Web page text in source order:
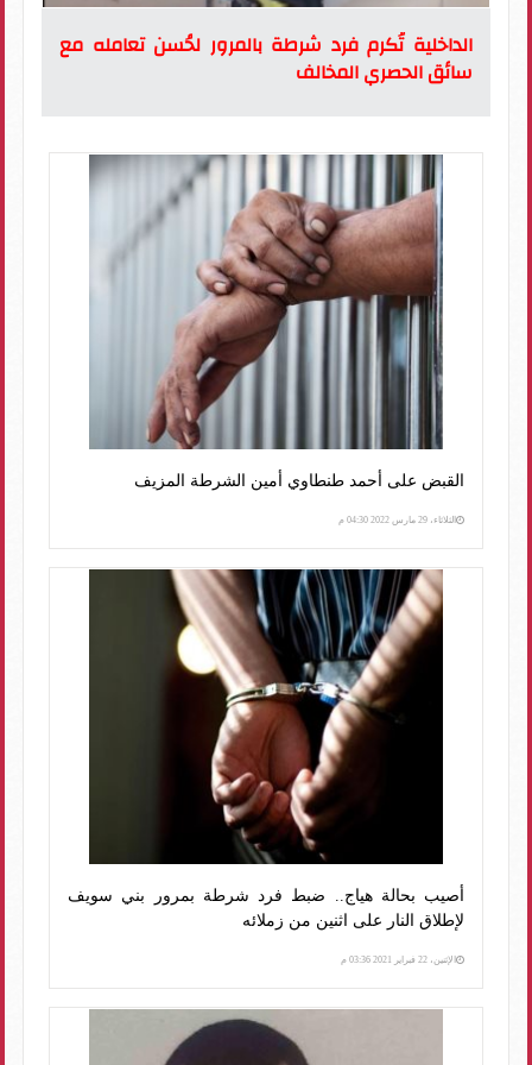
الداخلية تُكرم فرد شرطة بالمرور لحُسن تعامله مع
سائق الحصري المخالف
القبض على أحمد طنطاوي أمين الشرطة المزيف
الثلاثاء، 29 مارس 2022 04:30 م
أصيب بحالة هياج.. ضبط فرد شرطة بمرور بني سويف
لإطلاق النار على اثنين من زملائه
الإثنين، 22 فبراير 2021 03:36 م